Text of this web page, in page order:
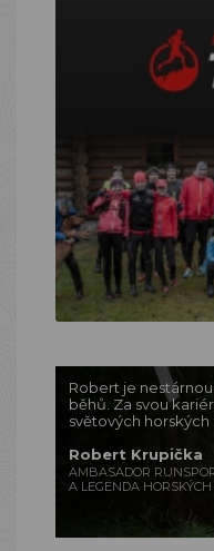
Robert je
běhů. Za svou
světových horských
Robert Krupička
AMBASADOR
A LEGENDA